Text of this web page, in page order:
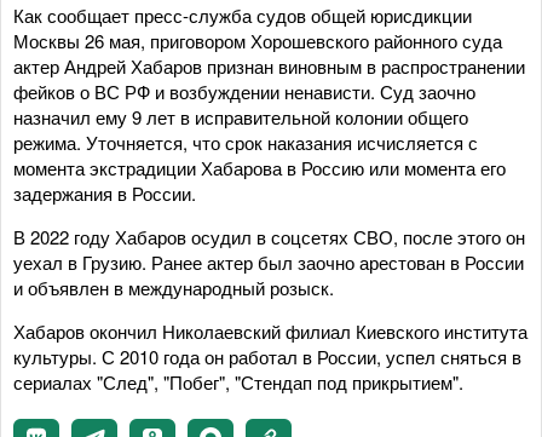
Как сообщает пресс-служба судов общей юрисдикции
Москвы 26 мая, приговором Хорошевского районного суда
актер Андрей Хабаров признан виновным в распространении
фейков о ВС РФ и возбуждении ненависти. Суд заочно
назначил ему 9 лет в исправительной колонии общего
режима. Уточняется, что срок наказания исчисляется с
момента экстрадиции Хабарова в Россию или момента его
задержания в России.
В 2022 году Хабаров осудил в соцсетях СВО, после этого он
уехал в Грузию. Ранее актер был заочно арестован в России
и объявлен в международный розыск.
Хабаров окончил Николаевский филиал Киевского института
культуры. С 2010 года он работал в России, успел сняться в
сериалах "След", "Побег", "Стендап под прикрытием".